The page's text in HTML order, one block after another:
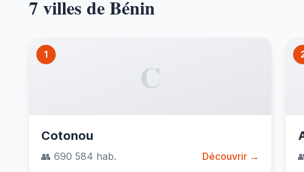
7 villes de Bénin
1
C
Cotonou
👥 690 584 hab. Découvrir →